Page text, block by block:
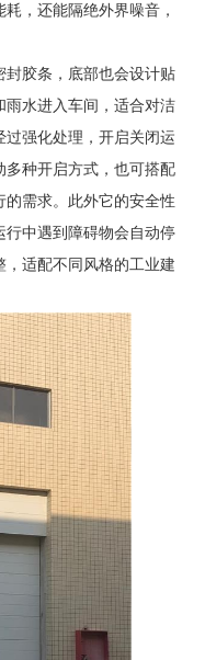
，还能隔绝外界噪音，
封胶条，底部也会设计贴
水进入车间，适合对洁
强化处理，开启关闭运
种开启方式，也可搭配
需求。此外它的安全性
中遇到障碍物会自动停
，适配不同风格的工业建